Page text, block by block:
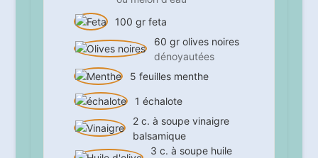
100 gr feta
60 gr olives noires
dénoyautées
5 feuilles menthe
1 échalote
2 c. à soupe vinaigre
balsamique
3 c. à soupe huile